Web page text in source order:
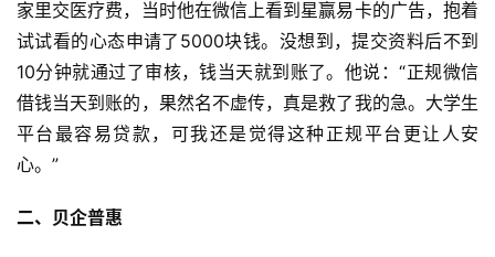
家里交医疗费，当时他在微信上看到星赢易卡的广告，抱着
试试看的心态申请了5000块钱。没想到，提交资料后不到
10分钟就通过了审核，钱当天就到账了。他说：“正规微信
借钱当天到账的，果然名不虚传，真是救了我的急。大学生
平台最容易贷款，可我还是觉得这种正规平台更让人安
心。”
二、贝企普惠